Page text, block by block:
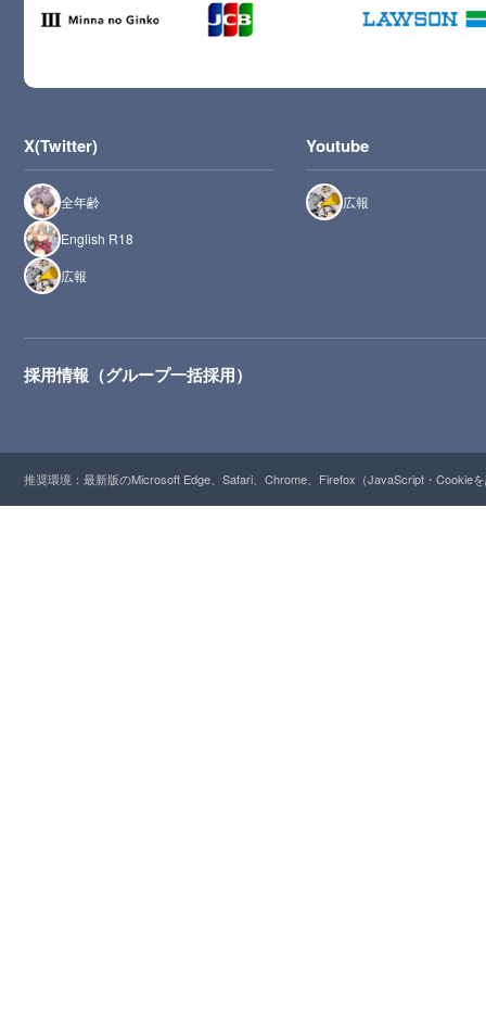
X(Twitter)
全年齢
English R18
広報
Youtube
広報
採用情報（グループ一括採用）
推奨環境：最新版のMicrosoft Edge、Safari、Chrome、Firefox（JavaScript・Cookie